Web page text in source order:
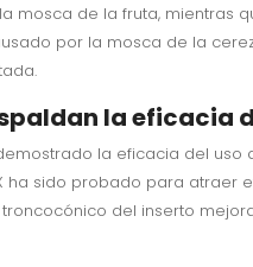
mosca de la fruta, mientras
por la mosca de la
la
la eficacia del
ha sido probado para atraer
del inserto